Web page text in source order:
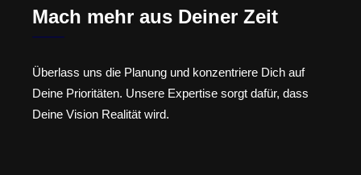
Mach mehr aus Deiner Zeit
Überlass uns die Planung und konzentriere Dich auf
Deine Prioritäten. Unsere Expertise sorgt dafür, dass
Deine Vision Realität wird.